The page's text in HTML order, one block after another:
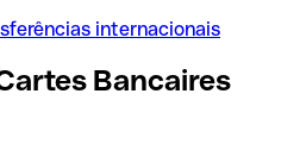
internacionais
Bancaires